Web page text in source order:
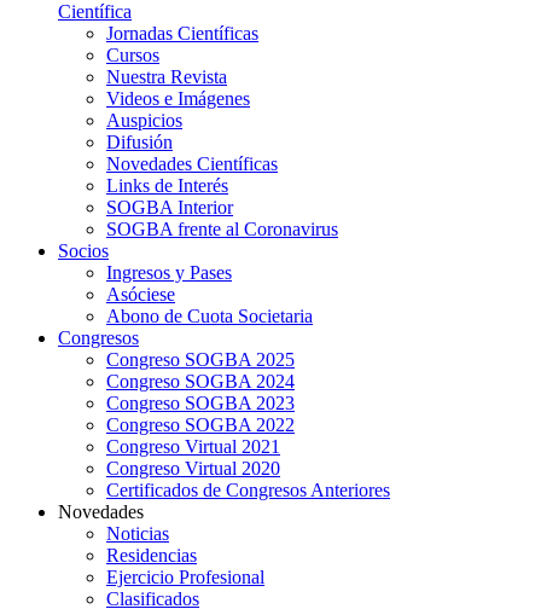
Científica
Jornadas Científicas
Cursos
Nuestra Revista
Videos e Imágenes
Auspicios
Difusión
Novedades Científicas
Links de Interés
SOGBA Interior
SOGBA frente al Coronavirus
Socios
Ingresos y Pases
Asóciese
Abono de Cuota Societaria
Congresos
Congreso SOGBA 2025
Congreso SOGBA 2024
Congreso SOGBA 2023
Congreso SOGBA 2022
Congreso Virtual 2021
Congreso Virtual 2020
Certificados de Congresos Anteriores
Novedades
Noticias
Residencias
Ejercicio Profesional
Clasificados